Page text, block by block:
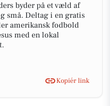
byder på et væld af
små. Deltag i en gratis
amerikansk fodbold
med en lokal
Kopiér link